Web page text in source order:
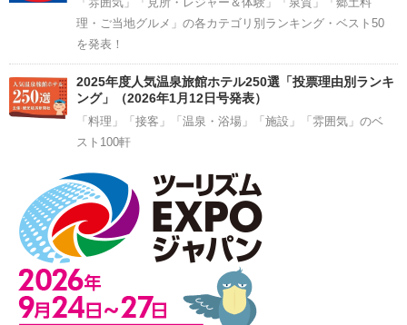
理・ご当地グルメ」の各カテゴリ別ランキング・ベスト50
を発表！
2025年度人気温泉旅館ホテル250選「投票理由別ランキ
ング」（2026年1月12日号発表）
「料理」「接客」「温泉・浴場」「施設」「雰囲気」のベ
スト100軒